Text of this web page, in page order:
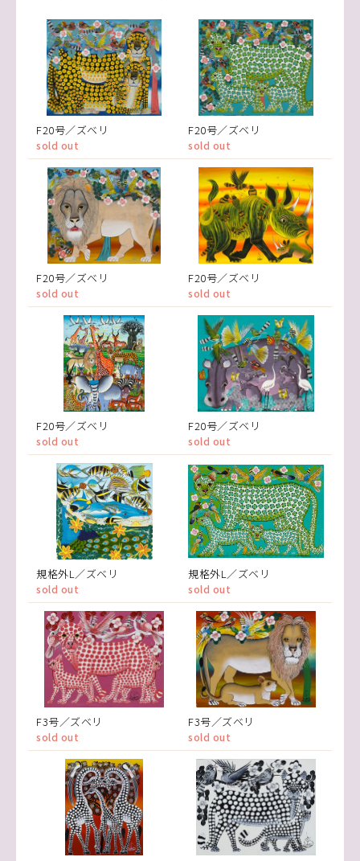
F20号／ズベリ
sold out
F20号／ズベリ
sold out
F20号／ズベリ
sold out
F20号／ズベリ
sold out
F20号／ズベリ
sold out
F20号／ズベリ
sold out
規格外L／ズベリ
sold out
規格外L／ズベリ
sold out
F3号／ズベリ
sold out
F3号／ズベリ
sold out